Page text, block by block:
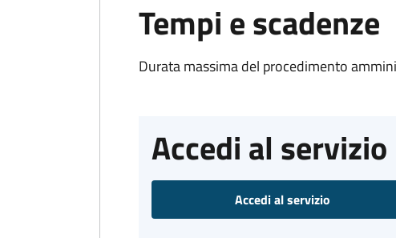
Tempi e scadenze
Durata massima del procedimento
Accedi al servizio
Accedi al servizio